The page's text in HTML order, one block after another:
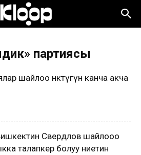
партиясы
шайлоо өнөктүгүнө канча акча
Свердлов шайлооо
талапкер болуу ниетин